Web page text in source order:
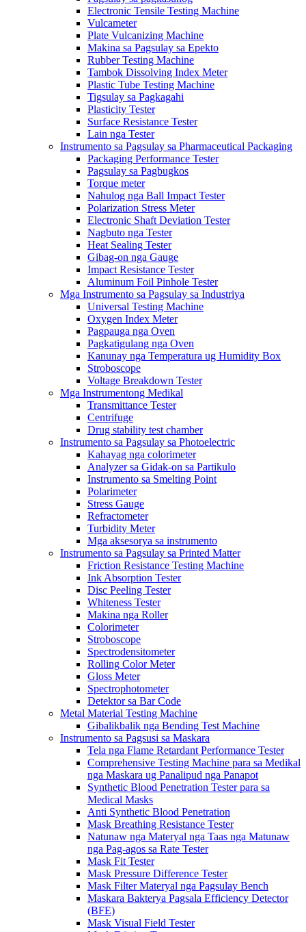
Electronic Tensile Testing Machine
Vulcameter
Plate Vulcanizing Machine
Makina sa Pagsulay sa Epekto
Rubber Testing Machine
Tambok Dissolving Index Meter
Plastic Tube Testing Machine
Tigsulay sa Pagkagahi
Plasticity Tester
Surface Resistance Tester
Lain nga Tester
Instrumento sa Pagsulay sa Pharmaceutical Packaging
Packaging Performance Tester
Pagsulay sa Pagbugkos
Torque meter
Nahulog nga Ball Impact Tester
Polarization Stress Meter
Electronic Shaft Deviation Tester
Nagbuto nga Tester
Heat Sealing Tester
Gibag-on nga Gauge
Impact Resistance Tester
Aluminum Foil Pinhole Tester
Mga Instrumento sa Pagsulay sa Industriya
Universal Testing Machine
Oxygen Index Meter
Pagpauga nga Oven
Pagkatigulang nga Oven
Kanunay nga Temperatura ug Humidity Box
Stroboscope
Voltage Breakdown Tester
Mga Instrumentong Medikal
Transmittance Tester
Centrifuge
Drug stability test chamber
Instrumento sa Pagsulay sa Photoelectric
Kahayag nga colorimeter
Analyzer sa Gidak-on sa Partikulo
Instrumento sa Smelting Point
Polarimeter
Stress Gauge
Refractometer
Turbidity Meter
Mga aksesorya sa instrumento
Instrumento sa Pagsulay sa Printed Matter
Friction Resistance Testing Machine
Ink Absorption Tester
Disc Peeling Tester
Whiteness Tester
Makina nga Roller
Colorimeter
Stroboscope
Spectrodensitometer
Rolling Color Meter
Gloss Meter
Spectrophotometer
Detektor sa Bar Code
Metal Material Testing Machine
Gibalikbalik nga Bending Test Machine
Instrumento sa Pagsusi sa Maskara
Tela nga Flame Retardant Performance Tester
Comprehensive Testing Machine para sa Medikal
nga Maskara ug Panalipud nga Panapot
Synthetic Blood Penetration Tester para sa
Medical Masks
Anti Synthetic Blood Penetration
Mask Breathing Resistance Tester
Natunaw nga Materyal nga Taas nga Matunaw
nga Pag-agos sa Rate Tester
Mask Fit Tester
Mask Pressure Difference Tester
Mask Filter Materyal nga Pagsulay Bench
Maskara Bakterya Pagsala Efficiency Detector
(BFE)
Mask Visual Field Tester